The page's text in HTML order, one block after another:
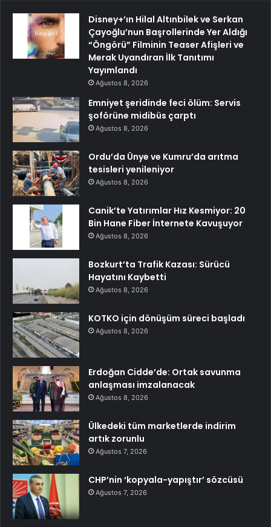
Disney+’ın Hilal Altınbilek ve Serkan
Çayoğlu’nun Başrollerinde Yer Aldığı
“Öngörü” Filminin Teaser Afişleri ve
Merak Uyandıran İlk Tanıtımı
Yayımlandı
Ağustos 8, 2026
Emniyet şeridinde feci ölüm: Servis
şoförüne midibüs çarptı
Ağustos 8, 2026
Ordu’da Ünye ve Kumru’da arıtma
tesisleri yenileniyor
Ağustos 8, 2026
Canik’te Yatırımlar Hız Kesmiyor: 20
Bin Hane Fiber İnternete Kavuşuyor
Ağustos 8, 2026
Bozkurt’ta Trafik Kazası: Sürücü
Hayatını Kaybetti
Ağustos 8, 2026
KOTKO için dönüşüm süreci başladı
Ağustos 8, 2026
Erdoğan Cidde’de: Ortak savunma
anlaşması imzalanacak
Ağustos 8, 2026
Ülkedeki tüm marketlerde indirim
artık zorunlu
Ağustos 7, 2026
CHP’nin ‘kopyala-yapıştır’ sözcüsü
Ağustos 7, 2026